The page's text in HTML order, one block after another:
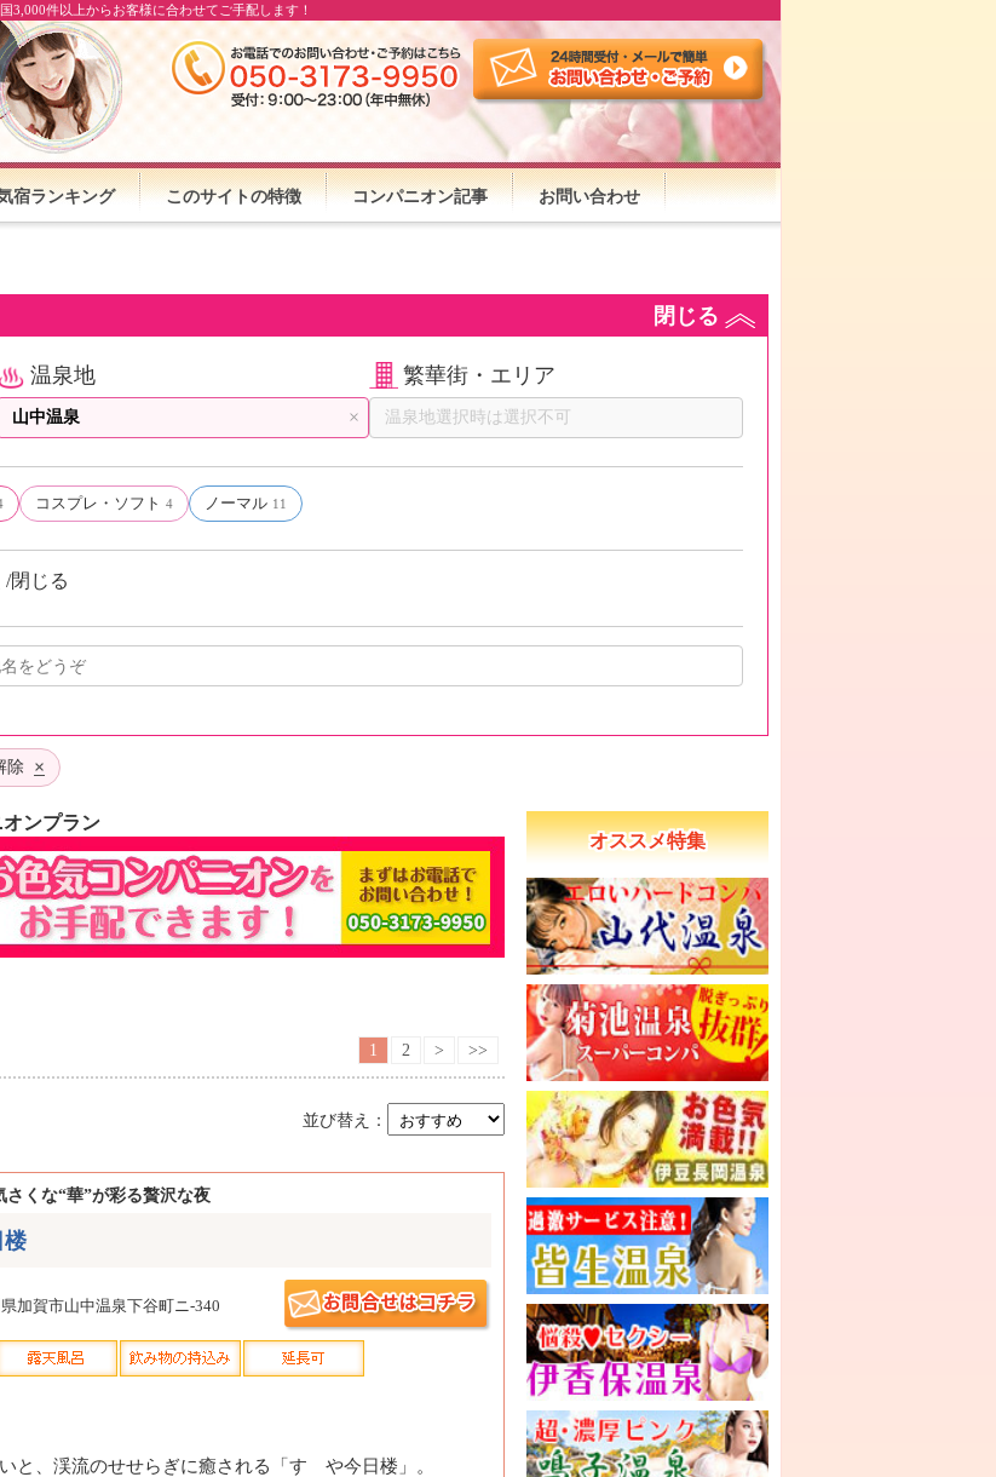
3,000件以上からお客様に合わせてご手配します！
宿ランキング このサイトの特徴 コンパニオン記事 お問い合わせ
閉じる
温泉地
×
繁華街・エリア
コスプレ・ソフト 4 ノーマル 11
閉じる
除 ×
ンプラン
1 2 > >>
並び替え：
さくな“華”が彩る贅沢な夜
楼
加賀市山中温泉下谷町ニ-340
と、渓流のせせらぎに癒される「すゞや今日楼」。
オススメ特集